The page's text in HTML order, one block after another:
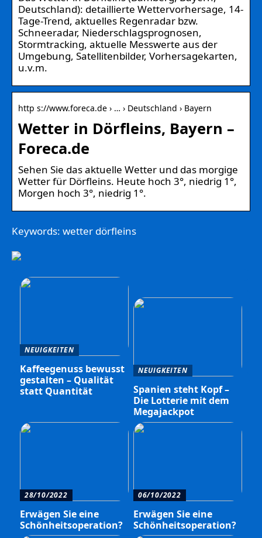
Deutschland): detaillierte Wettervorhersage, 14-
Tage-Trend, aktuelles Regenradar bzw.
Schneeradar, Niederschlagsprognosen,
Stormtracking, aktuelle Messwerte aus der
Umgebung, Satellitenbilder, Vorhersagekarten,
u.v.m.
http s://www.foreca.de › … › Deutschland › Bayern
Wetter in Dörfleins, Bayern –
Foreca.de
Sehen Sie das aktuelle Wetter und das morgige
Wetter für Dörfleins. Heute hoch 3°, niedrig 1°,
Morgen hoch 3°, niedrig 1°.
Keywords: wetter dörfleins
NEUIGKEITEN
Kaffeegenuss bewusst
gestalten – Qualität
statt Quantität
NEUIGKEITEN
Spanien steht Kopf –
Die Lotterie mit dem
Megajackpot
28/10/2022
Erwägen Sie eine
Schönheitsoperation?
06/10/2022
Erwägen Sie eine
Schönheitsoperation?